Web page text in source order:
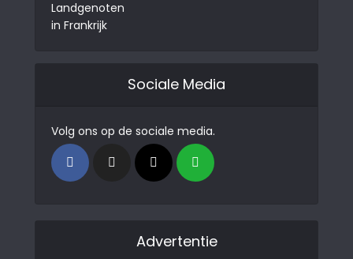
Sociale Media
Volg ons op de sociale media.
Advertentie